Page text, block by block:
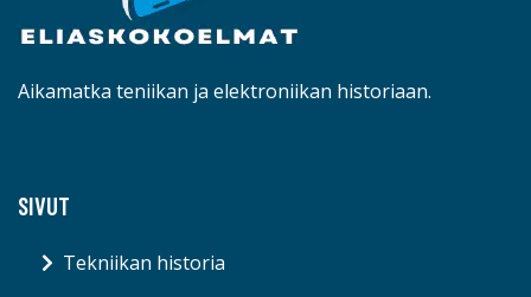
Aikamatka teniikan ja elektroniikan historiaan.
SIVUT
Tekniikan historia